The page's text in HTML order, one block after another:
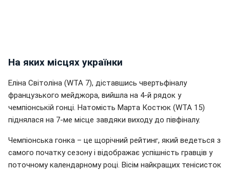
На яких місцях українки
Еліна Світоліна (WTA 7), діставшись чвертьфіналу
французького мейджора, вийшла на 4-й рядок у
чемпіонській гонці. Натомість Марта Костюк (WTA 15)
піднялася на 7-ме місце завдяки виходу до півфіналу.
Чемпіонська гонка – це щорічний рейтинг, який ведеться з
самого початку сезону і відображає успішність гравців у
поточному календарному році. Вісім найкращих тенісисток